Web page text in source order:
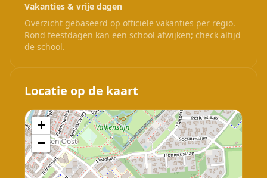
Vakanties & vrije dagen
Overzicht gebaseerd op officiële vakanties per regio.
Rond feestdagen kan een school afwijken; check altijd
de school.
Locatie op de kaart
+
−